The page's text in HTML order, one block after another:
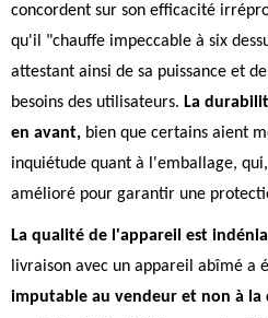
concordent sur son efficacité
qu'il "chauffe impeccable à six
attestant ainsi de sa puissance et
besoins des utilisateurs. La
en avant, bien que certains aient
inquiétude quant à l'emballage,
amélioré pour garantir une
La qualité de l'appareil est
livraison avec un appareil abîmé a
imputable au vendeur et non à